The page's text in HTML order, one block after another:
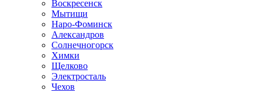
Воскресенск
Мытищи
Наро-Фоминск
Александров
Солнечногорск
Химки
Щелково
Электросталь
Чехов